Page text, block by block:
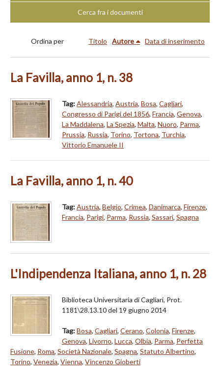
Cerca fra i documenti
Ordina per Titolo Autore Data di inserimento
La Favilla, anno 1, n. 38
Tag:Alessandria, Austria, Bosa, Cagliari,
Congresso di Parigi del 1856, Francia, Genova,
La Maddalena, La Spezia, Malta, Nuoro, Parma,
Prussia, Russia, Torino, Tortona, Turchia,
Vittorio Emanuele II
La Favilla, anno 1, n. 40
Tag:Austria, Belgio, Crimea, Danimarca, Firenze,
Francia, Parigi, Parma, Russia, Sassari, Spagna
L'Indipendenza Italiana, anno 1, n. 28
Biblioteca Universitaria di Cagliari, Prot.
1181\28.13.10 del 19 giugno 2014
Tag:Bosa, Cagliari, Cerano, Colonia, Firenze,
Genova, Livorno, Lucca, Olbia, Parma, Perfetta
Fusione, Roma, Società Nazionale, Spagna, Statuto Albertino,
Torino, Venezia, Vienna, Vincenzo Gioberti